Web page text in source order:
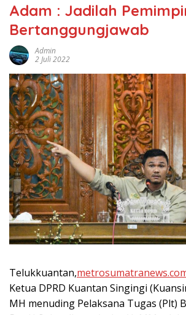
Adam : Jadilah
Bertanggungjawab
Admin
2 Juli 2022
Telukkuantan,
Ketua DPRD Kuantan Singingi
MH menuding Pelaksana Tugas (Plt)